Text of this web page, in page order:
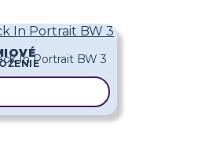
In Portrait BW 3